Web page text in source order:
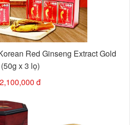
Red Ginseng Extract Gold
(50g x 3 lọ)
2,100,000 đ